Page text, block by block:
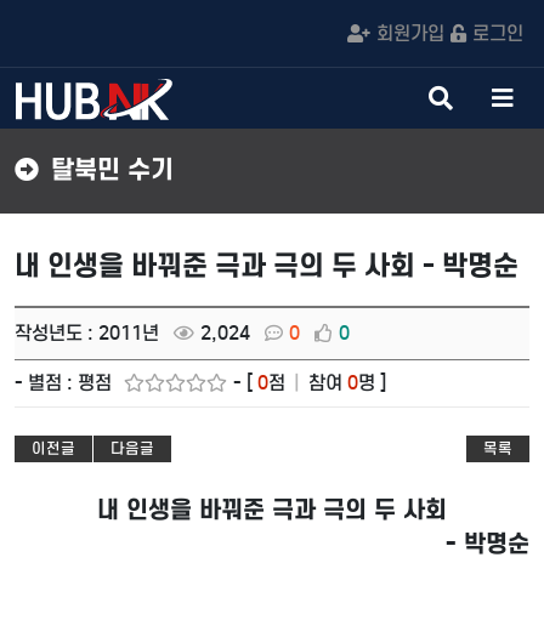
회원가입 로그인
검
색
메
뉴
탈북민 수기
내 인생을 바꿔준 극과 극의 두 사회 - 박명순
작성년도 : 2011년 2,024 0 0
- 별점 : 평점 - [ 0점 참여 0명 ]
이전글 다음글 목록
내 인생을 바꿔준 극과 극의 두 사회
- 박명순